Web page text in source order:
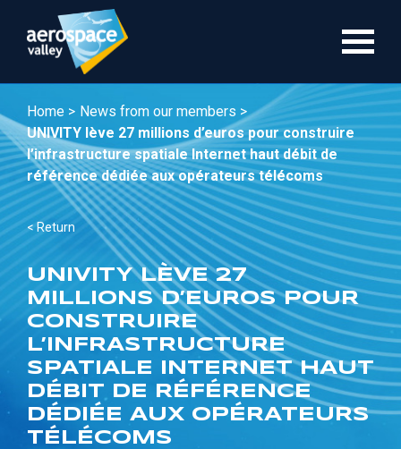
main
Home > News from our members >
UNIVITY lève 27 millions d’euros pour construire
l’infrastructure spatiale Internet haut débit de
référence dédiée aux opérateurs télécoms
< Return
UNIVITY LÈVE 27
MILLIONS D’EUROS POUR
CONSTRUIRE
L’INFRASTRUCTURE
SPATIALE INTERNET HAUT
DÉBIT DE RÉFÉRENCE
DÉDIÉE AUX OPÉRATEURS
TÉLÉCOMS